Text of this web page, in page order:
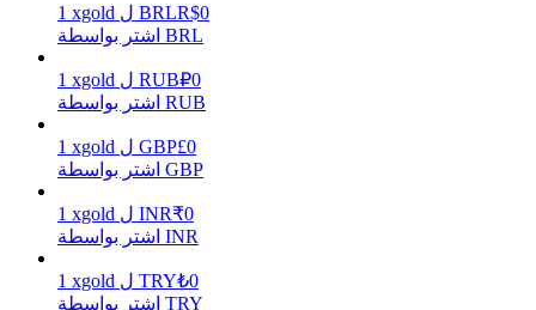
خنزير الطاقة
احصل على مكافآت تنافسية يوميًا
1 xgold ل BRLR$0
اشتر بواسطة BRL
1 xgold ل RUB₽0
اشتر بواسطة RUB
1 xgold ل GBP£0
اشتر بواسطة GBP
1 xgold ل INR₹0
اشتر بواسطة INR
1 xgold ل TRY₺0
اشتر بواسطة TRY